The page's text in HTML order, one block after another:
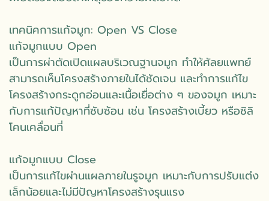
เทคนิคการแก้จมูก: Open VS Close
แก้จมูกแบบ Open
เป็นการผ่าตัดเปิดแผลบริเวณฐานจมูก ทำให้ศัลยแพทย์
สามารถเห็นโครงสร้างภายในได้ชัดเจน และทำการแก้ไข
โครงสร้างกระดูกอ่อนและเนื้อเยื่อต่าง ๆ ของจมูก เหมาะ
กับการแก้ปัญหาที่ซับซ้อน เช่น โครงสร้างเบี้ยว หรือซิลิ
โคนเคลื่อนที่
แก้จมูกแบบ Close
เป็นการแก้ไขผ่านแผลภายในรูจมูก เหมาะกับการปรับแต่ง
เล็กน้อยและไม่มีปัญหาโครงสร้างรุนแรง